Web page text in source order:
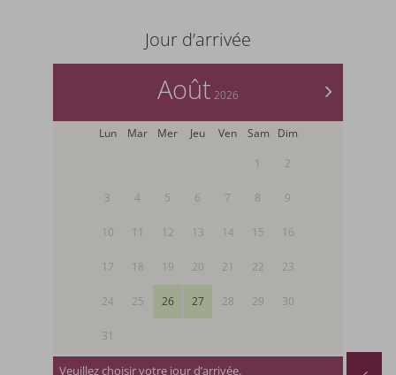
Jour d’arrivée
>
Août 2026
Lun Mar Mer Jeu Ven Sam
Dim
1
2
3 4 5 6 7 8 9
10 11 12 13 14 15 16
17 18 19 20 21 22 23
24 25 26 27 28 29 30
31
Veuillez choisir votre jour d’arrivée.